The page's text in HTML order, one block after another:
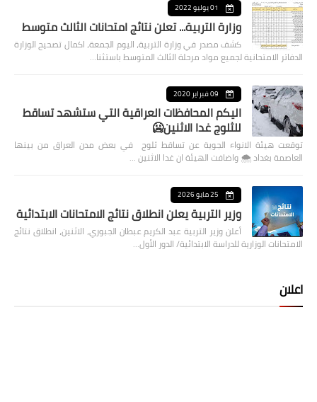
01 يوليو 2022
وزارة التربية... تعلن نتائج امتحانات الثالث متوسط
كشف مصدر في وزارة التربية، اليوم الجمعة، اكمال تصحيح الوزارة
الدفاتر الامتحانية لجميع مواد مرحلة الثالث المتوسط باستثنا…
09 فبراير 2020
اليكم المحافظات العراقية التي ستشهد تساقط
للثلوج غدا الاثنين🥶
توقعت هيئة الانواء الجوية عن تساقط ثلوج في بعض مدن العراق من بينها
العاصمة بغداد ⁦🌨️⁩ واضافت الهيئة ان غدا الاثنين …
25 مايو 2026
وزير التربية يعلن انطلاق نتائج الامتحانات الابتدائية
أعلن وزير التربية عبد الكريم عبطان الجبوري، الاثنين، انطلاق نتائج
الامتحانات الوزارية للدراسة الابتدائية/ الدور الأول…
اعلان